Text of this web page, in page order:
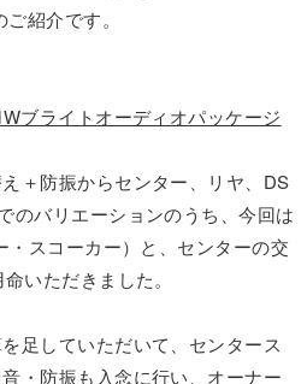
紹介です。
ブライトオーディオパッケージ
＋防振からセンター、リヤ、DS
のバリエーションのうち、今回は
・スコーカー）と、センターの交
いただきました。
足していただいて、センタース
・防振も入念に行い、オーナー